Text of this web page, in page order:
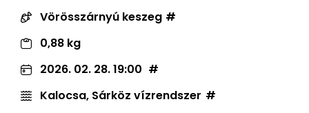
Vörösszárnyú keszeg
0,88 kg
2026. 02. 28. 19:00
Kalocsa, Sárköz vízrendszer